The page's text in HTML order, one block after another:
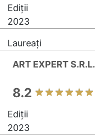
Ediții
2023
Laureați
ART EXPERT S.R.L.
8.2
Ediții
2023